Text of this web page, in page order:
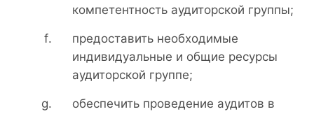
компетентность аудиторской группы;
предоставить необходимые
индивидуальные и общие ресурсы
аудиторской группе;
обеспечить проведение аудитов в